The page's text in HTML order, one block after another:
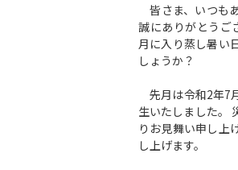
皆さま、いつも
誠にありがとうご
月に入り蒸し暑い
しょうか？
先月は令和2年7
生いたしました。
りお見舞い申し上
し上げます。